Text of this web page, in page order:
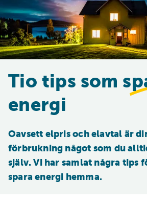
Tio tips som
energi
Oavsett elpris och elavtal är
förbrukning något som du
själv. Vi har samlat några tips
spara energi hemma.